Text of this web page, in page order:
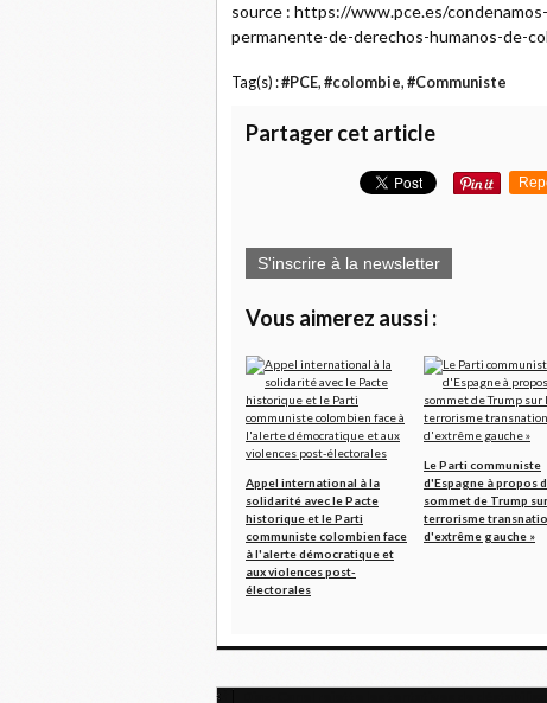
source : https://www.pce.es/
permanente-de-derechos-humanos-de-
Tag(s) :#PCE, #colombie, #Communiste
Partager cet article
S'inscrire à la newsletter
Vous aimerez aussi :
Appel international à la
solidarité avec le Pacte
historique et le Parti
communiste colombien face
à l'alerte démocratique et
aux violences post-
électorales
Le Parti communiste
d'Espagne à propos
sommet de Trump
terrorisme
d'extrême gauche »